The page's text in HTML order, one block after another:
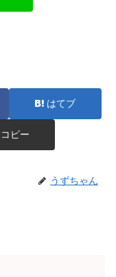
はてブ
コピー
うずちゃん